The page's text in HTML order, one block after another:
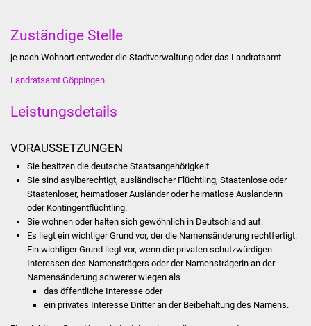
Wahlen
Projekte
Sanierung Hallenbad
Sanierung Bizethalle
Ortsentwicklung
Zuständige Stelle
je nach Wohnort entweder die Stadtverwaltung oder das Landratsamt
Landratsamt Göppingen
Leistungsdetails
VORAUSSETZUNGEN
Sie besitzen die deutsche Staatsangehörigkeit.
Sie sind asylberechtigt, ausländischer Flüchtling, Staatenlose oder
Staatenloser, heimatloser Ausländer oder heimatlose Ausländerin
oder Kontingentflüchtling.
Sie wohnen oder halten sich gewöhnlich in Deutschland auf.
Es liegt ein wichtiger Grund vor, der die Namensänderung rechtfertigt.
Ein wichtiger Grund liegt vor, wenn die privaten schutzwürdigen
Interessen des Namensträgers oder der Namensträgerin an der
Namensänderung schwerer wiegen als
das öffentliche Interesse oder
ein privates Interesse Dritter an der Beibehaltung des Namens.